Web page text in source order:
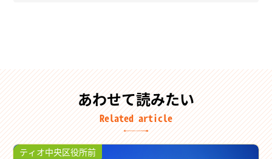
あわせて読みたい
Related article
ティオ中央区役所前